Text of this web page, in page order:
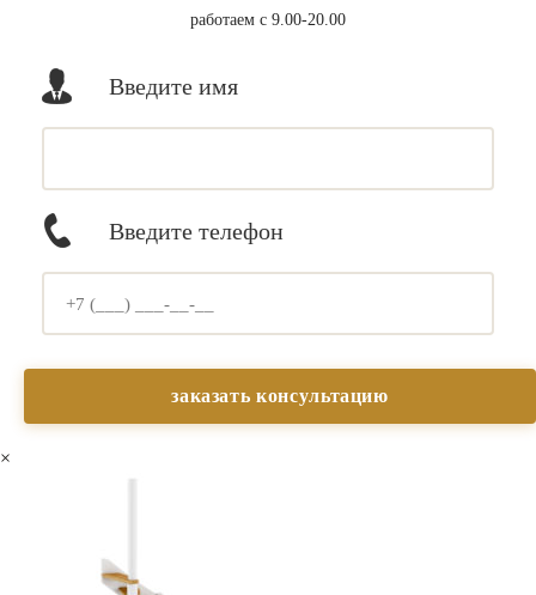
работаем с 9.00-20.00
Введите имя
Введите телефон
×